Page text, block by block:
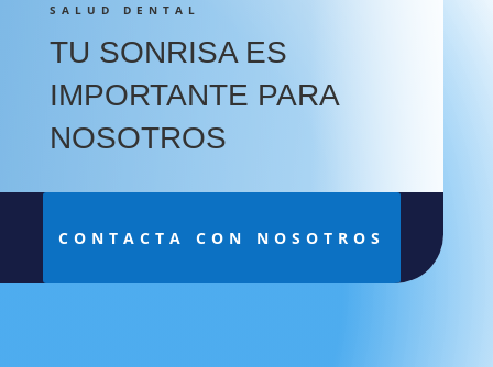
SALUD DENTAL
TU SONRISA ES
IMPORTANTE PARA
NOSOTROS
CONTACTA CON NOSOTROS